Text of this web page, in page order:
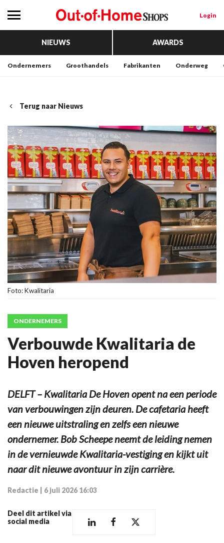
Login
NIEUWS AWARDS
Ondernemers Groothandels Fabrikanten Onderweg
Terug naar Nieuws
Foto: Kwalitaria
ONDERNEMERS
Verbouwde Kwalitaria de
Hoven heropend
DELFT – Kwalitaria De Hoven opent na een periode
van verbouwingen zijn deuren. De cafetaria heeft
een nieuwe uitstraling en zelfs een nieuwe
ondernemer. Bob Scheepe neemt de leiding nemen
in de vernieuwde Kwalitaria-vestiging en kijkt uit
naar dit nieuwe avontuur in zijn carrière.
Redactie 6 juli 2026 16:03
Deel dit artikel via
social media